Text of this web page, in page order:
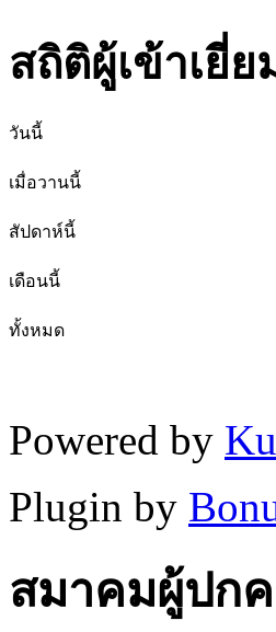
สถิติผู้เข้าเยี่
วันนี้
เมื่อวานนี้
สัปดาห์นี้
เดือนนี้
ทั้งหมด
Powered by
Plugin by
สมาคมผู้ปกค